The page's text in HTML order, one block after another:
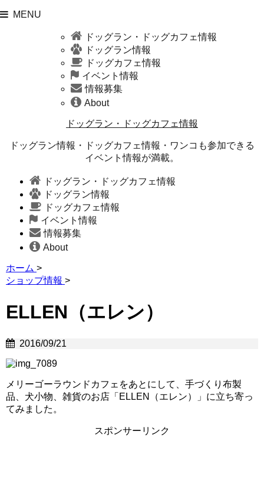
MENU
ドッグラン・ドッグカフェ情報
ドッグラン情報
ドッグカフェ情報
イベント情報
情報募集
About
ドッグラン・ドッグカフェ情報
ドッグラン情報・ドッグカフェ情報・ワンコも参加できる
イベント情報が満載。
ドッグラン・ドッグカフェ情報
ドッグラン情報
ドッグカフェ情報
イベント情報
情報募集
About
ホーム >
ショップ情報 >
ELLEN（エレン）
2016/09/21
メリーゴーラウンドカフェをあとにして、手づくり布製
品、犬小物、雑貨のお店「ELLEN（エレン）」に立ち寄っ
てみました。
スポンサーリンク